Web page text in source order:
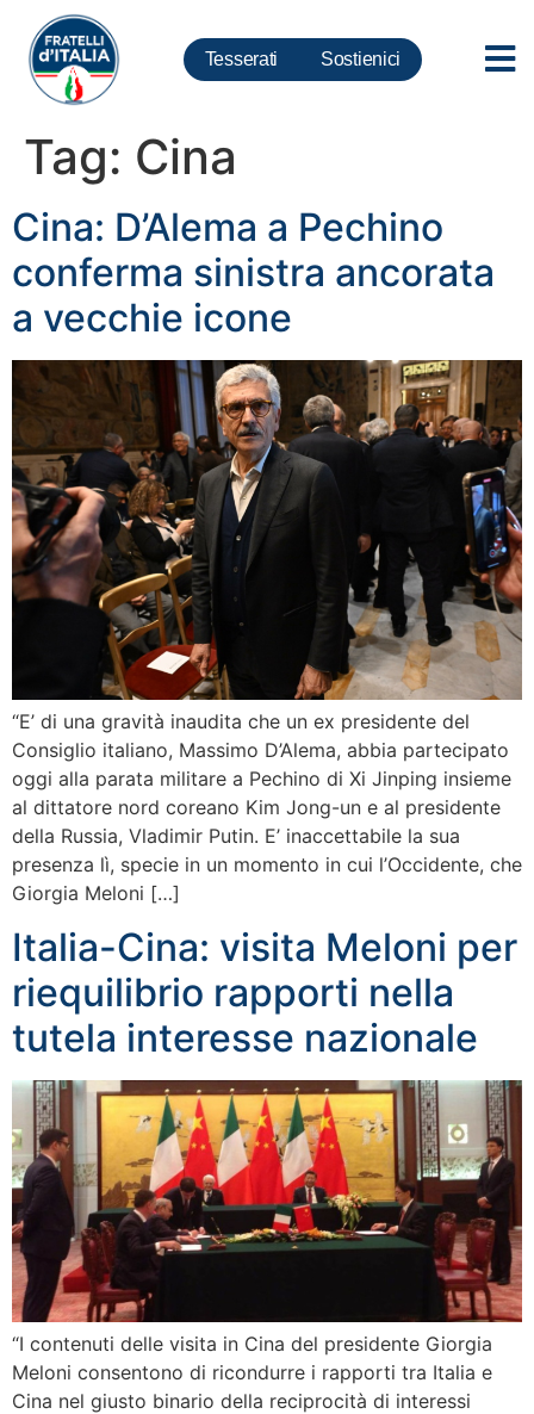
Tesserati Sostienici
Tag: Cina
Cina: D’Alema a Pechino
conferma sinistra ancorata
a vecchie icone
“E’ di una gravità inaudita che un ex presidente del
Consiglio italiano, Massimo D’Alema, abbia partecipato
oggi alla parata militare a Pechino di Xi Jinping insieme
al dittatore nord coreano Kim Jong-un e al presidente
della Russia, Vladimir Putin. E’ inaccettabile la sua
presenza lì, specie in un momento in cui l’Occidente, che
Giorgia Meloni […]
Italia-Cina: visita Meloni per
riequilibrio rapporti nella
tutela interesse nazionale
“I contenuti delle visita in Cina del presidente Giorgia
Meloni consentono di ricondurre i rapporti tra Italia e
Cina nel giusto binario della reciprocità di interessi